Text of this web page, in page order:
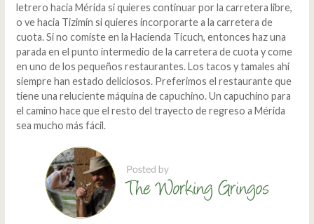
letrero hacia Mérida si quieres continuar por la carretera libre,
o ve hacia Tizimín si quieres incorporarte a la carretera de
cuota. Si no comiste en la Hacienda Ticuch, entonces haz una
parada en el punto intermedio de la carretera de cuota y come
en uno de los pequeños restaurantes. Los tacos y tamales ahí
siempre han estado deliciosos. Preferimos el restaurante que
tiene una reluciente máquina de capuchino. Un capuchino para
el camino hace que el resto del trayecto de regreso a Mérida
sea mucho más fácil.